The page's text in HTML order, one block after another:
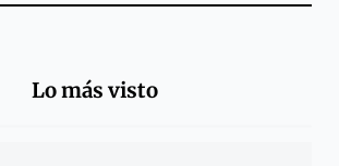
Lo más visto